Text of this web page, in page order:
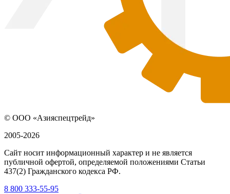
© ООО «Азияспецтрейд»
2005-2026
Сайт носит информационный характер и не является
публичной офертой, определяемой положениями Статьи
437(2) Гражданского кодекса РФ.
8 800 333-55-95